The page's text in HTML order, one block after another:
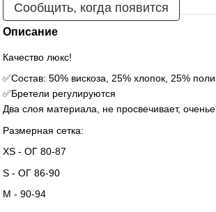
Сообщить, когда появится
Описание
Качество люкс!
✅Состав: 50% вискоза, 25% хлопок, 25%
✅Бретели регулируются
Два слоя материала, не просвечивает,
Размерная сетка:
XS - ОГ 80-87
S - ОГ 86-90
M - 90-94